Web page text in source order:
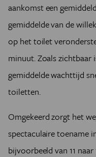
aankomst een
gemiddelde van de
op het toilet
minuut. Zoals zichtbaar
gemiddelde wachttijd
toiletten.
Omgekeerd zorgt het
spectaculaire toename
bijvoorbeeld van 11